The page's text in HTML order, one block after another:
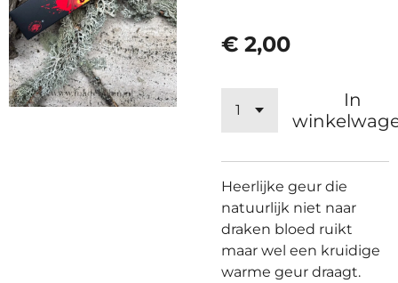
€ 2,00
In
Heerlijke geur die
natuurlijk niet naar
draken bloed ruikt
maar wel een kruidige
warme geur draagt.